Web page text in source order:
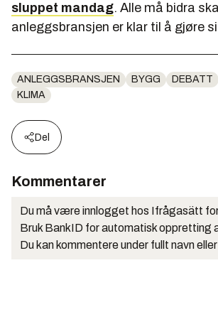
sluppet mandag. Alle må bidra
anleggsbransjen er klar til å gjøre
ANLEGGSBRANSJEN BYGG DEBATT
KLIMA
Del
Kommentarer
Du må være innlogget hos Ifrågasätt
Bruk BankID for automatisk oppretting
Du kan kommentere under fullt navn